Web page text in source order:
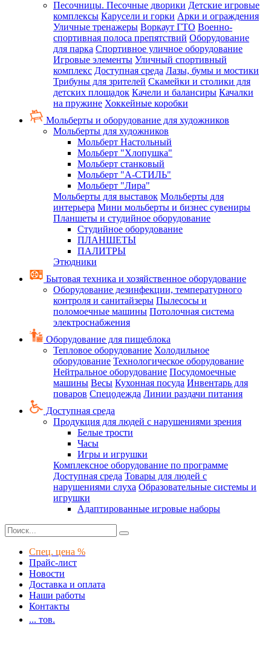
Песочницы. Песочные дворики Детские игровые
комплексы Карусели и горки Арки и ограждения
Уличные тренажеры Воркаут ГТО Военно-
спортивная полоса препятствий Оборудование
для парка Спортивное уличное оборудование
Игровые элементы Уличный спортивный
комплекс Доступная среда Лазы, бумы и мостики
Трибуны для зрителей Скамейки и столики для
детских площадок Качели и балансиры Качалки
на пружине Хоккейные коробки
Мольберты и оборудование для художников
Мольберты для художников
Мольберт Настольный
Мольберт "Хлопушка"
Мольберт станковый
Мольберт "А-СТИЛЬ"
Мольберт "Лира"
Мольберты для выставок Мольберты для
интерьера Мини мольберты и бизнес сувениры
Планшеты и студийное оборудование
Студийное оборудование
ПЛАНШЕТЫ
ПАЛИТРЫ
Этюдники
Бытовая техника и хозяйственное оборудование
Оборудование дезинфекции, температурного
контроля и санитайзеры Пылесосы и
поломоечные машины Потолочная система
электроснабжения
Оборудование для пищеблока
Тепловое оборудование Холодильное
оборудование Технологическое оборудование
Нейтральное оборудование Посудомоечные
машины Весы Кухонная посуда Инвентарь для
поваров Спецодежда Линии раздачи питания
Доступная среда
Продукция для людей с нарушениями зрения
Белые трости
Часы
Игры и игрушки
Комплексное оборудование по программе
Доступная среда Товары для людей с
нарушениями слуха Образовательные системы и
игрушки
Адаптированные игровые наборы
Спец. цена %
Прайс-лист
Новости
Доставка и оплата
Наши работы
Контакты
... тов.